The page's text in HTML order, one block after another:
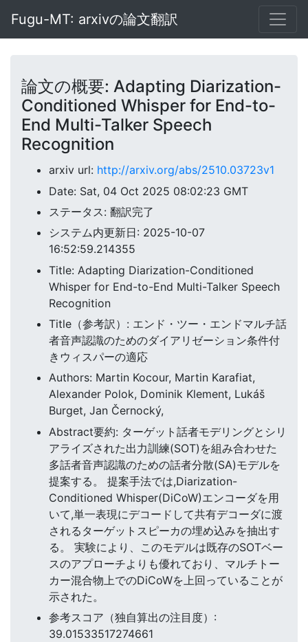
Fugu-MT: arxivの論文翻訳
論文の概要: Adapting Diarization-
Conditioned Whisper for End-to-
End Multi-Talker Speech
Recognition
arxiv url: http://arxiv.org/abs/2510.03723v1
Date: Sat, 04 Oct 2025 08:02:23 GMT
ステータス: 翻訳完了
システム内更新日: 2025-10-07
16:52:59.214355
Title: Adapting Diarization-Conditioned
Whisper for End-to-End Multi-Talker Speech
Recognition
Title（参考訳）: エンド・ツー・エンドマルチ話
者音声認識のためのダイアリゼーション条件付
きウィスパーの適応
Authors: Martin Kocour, Martin Karafiat,
Alexander Polok, Dominik Klement, Lukáš
Burget, Jan Černocký,
Abstract要約: ターゲット話者モデリングとシリ
アライズされた出力訓練(SOT)を組み合わせた
多話者音声認識のための話者分散(SA)モデルを
提案する。 提案手法では,Diarization-
Conditioned Whisper(DiCoW)エンコーダを用
いて,単一表現にデコードして共有デコーダに渡
されるターゲットスピーカの埋め込みを抽出す
る。 実験により、このモデルは既存のSOTベー
スのアプローチよりも優れており、マルチトー
カー混合物上でのDiCoWを上回っていることが
示された。
参考スコア（独自算出の注目度）:
39.01533517274661